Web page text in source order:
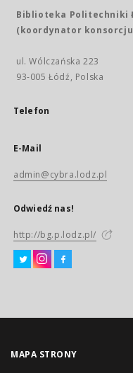
Biblioteka Politechniki
(koordynator
ul. Wólczańska 223
93-005 Łódź, Polska
Telefon
E-Mail
admin@cybra.lodz.pl
Odwiedź nas!
http://bg.p.lodz.pl/
MAPA STRONY